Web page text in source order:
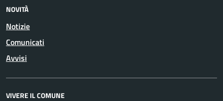
NOVITÀ
Notizie
Comunicati
Avvisi
VIVERE IL COMUNE